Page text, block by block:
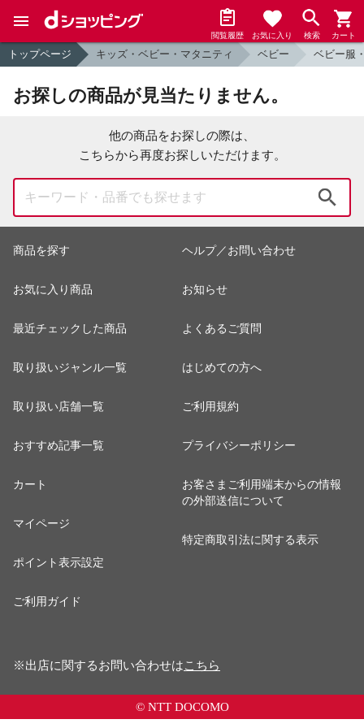
閲覧履歴 お気に入り 検索 カート
トップページ キッズ・ベビー・マタニティ ベビー ベビー服
お探しの商品が見当たりません。
他の商品をお探しの際は、
こちらから再度お探しいただけます。
商品を探す
お気に入り商品
最近チェックした商品
取り扱いジャンル一覧
取り扱い店舗一覧
おすすめ記事一覧
カート
マイページ
ポイント表示設定
ご利用ガイド
ヘルプ／お問い合わせ
お知らせ
よくあるご質問
はじめての方へ
ご利用規約
プライバシーポリシー
お客さまご利用端末からの情報
の外部送信について
特定商取引法に関する表示
※出店に関するお問い合わせはこちら
© NTT DOCOMO